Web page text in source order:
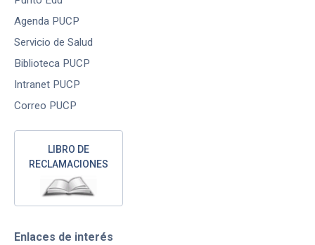
Agenda PUCP
Servicio de Salud
Biblioteca PUCP
Intranet PUCP
Correo PUCP
LIBRO DE
RECLAMACIONES
Enlaces de interés